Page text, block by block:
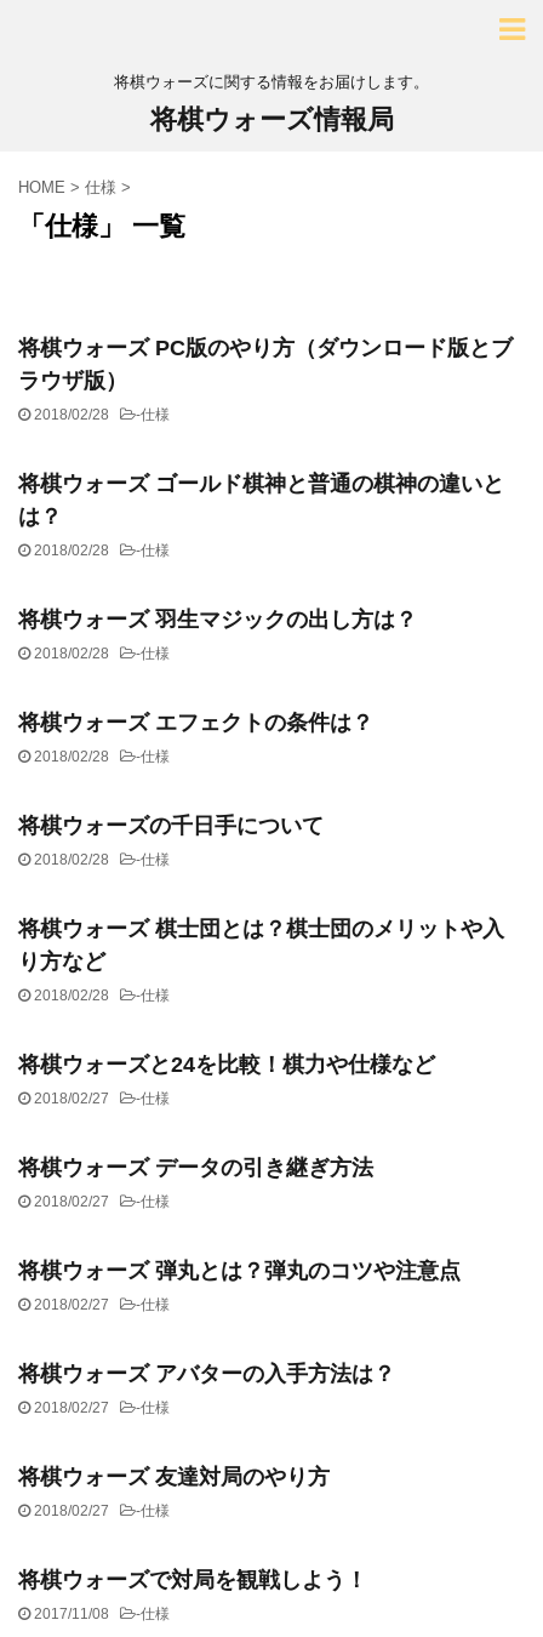
将棋ウォーズに関する情報をお届けします。
将棋ウォーズ情報局
HOME > 仕様 >
「仕様」 一覧
将棋ウォーズ PC版のやり方（ダウンロード版とブ
ラウザ版）
2018/02/28 -仕様
将棋ウォーズ ゴールド棋神と普通の棋神の違いと
は？
2018/02/28 -仕様
将棋ウォーズ 羽生マジックの出し方は？
2018/02/28 -仕様
将棋ウォーズ エフェクトの条件は？
2018/02/28 -仕様
将棋ウォーズの千日手について
2018/02/28 -仕様
将棋ウォーズ 棋士団とは？棋士団のメリットや入
り方など
2018/02/28 -仕様
将棋ウォーズと24を比較！棋力や仕様など
2018/02/27 -仕様
将棋ウォーズ データの引き継ぎ方法
2018/02/27 -仕様
将棋ウォーズ 弾丸とは？弾丸のコツや注意点
2018/02/27 -仕様
将棋ウォーズ アバターの入手方法は？
2018/02/27 -仕様
将棋ウォーズ 友達対局のやり方
2018/02/27 -仕様
将棋ウォーズで対局を観戦しよう！
2017/11/08 -仕様